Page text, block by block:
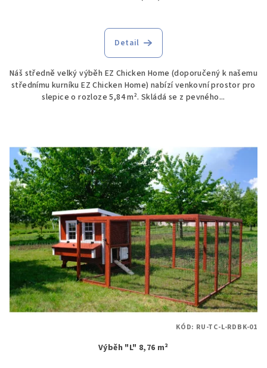
Detail
Náš středně velký výběh EZ Chicken Home (doporučený k našemu
střednímu kurníku EZ Chicken Home) nabízí venkovní prostor pro
slepice o rozloze 5,84 m². Skládá se z pevného...
Výběh "L" 8,76 m²
KÓD: RU-TC-L-RDBK-01